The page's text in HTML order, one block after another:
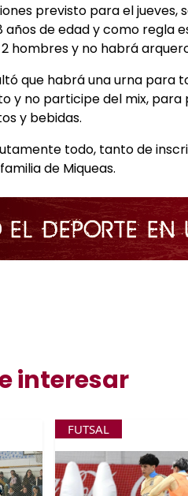
previsto para el jueves,
años de edad y como regla
hombres y no habrá
que habrá una urna para
y no participe del mix,
y bebidas.
todo, tanto de
de Miqueas.
interesar
FUTSAL